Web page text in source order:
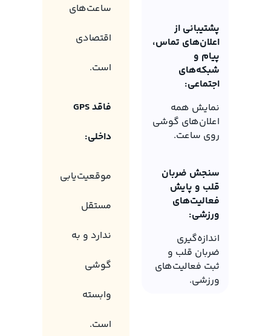
پشتیبانی از
اعلان‌های تماس،
پیام و
شبکه‌های
اجتماعی:
نمایش همه
اعلان‌های گوشی
روی ساعت.
سنجش ضربان
قلب و پایش
فعالیت‌های
ورزشی:
اندازه‌گیری
ضربان قلب و
ثبت فعالیت‌های
ورزشی.
ساعت‌های
اقتصادی
است.
فاقد GPS
داخلی:
موقعیت‌یابی
مستقل
ندارد و به
گوشی
وابسته
است.